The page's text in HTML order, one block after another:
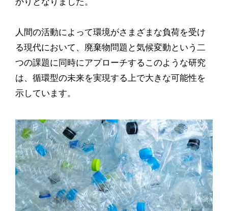
人間の活動によって環境がさまざまな負荷を受け
る現代において、廃棄物問題と気候変動という二
つの課題に同時にアプローチするこのような研究
は、循環型の未来を実現する上で大きな可能性を
示しています。